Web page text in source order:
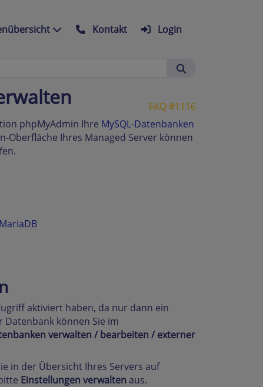
Kontakt Login
FAQ #1116
phpMyAdmin Ihre MySQL-Datenbanken
Ihres Managed Server können
aktiviert haben, da nur dann ein
können Sie im
verwalten / bearbeiten / externer
in der Übersicht Ihres Servers auf
Einstellungen verwalten aus.